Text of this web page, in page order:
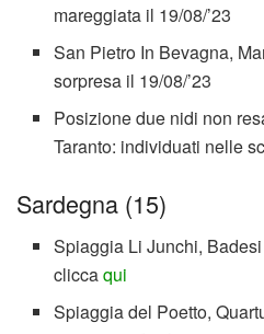
mareggiata il 19/08/’23
San Pietro In Bevagna,
sorpresa il 19/08/’23
Posizione due nidi non
Taranto: individuati nelle
Sardegna (15)
Spiaggia Li Junchi,
cliccaqui
Spiaggia del Poetto,